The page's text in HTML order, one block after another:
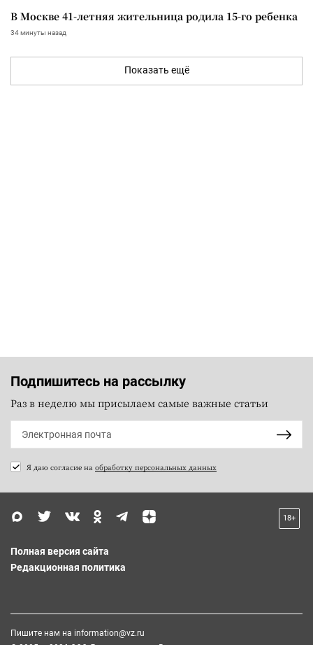
В Москве 41-летняя жительница родила 15-го ребенка
34 минуты назад
Показать ещё
Подпишитесь на рассылку
Раз в неделю мы присылаем самые важные статьи
Я даю согласие на обработку персональных данных
18+
Полная версия сайта
Редакционная политика
Пишите нам на information@vz.ru